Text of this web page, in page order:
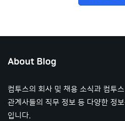
About Blog
컴투스의 회사 및 채용 소식과 컴투
관계사들의 직무 정보 등 다양한 정
입니다.